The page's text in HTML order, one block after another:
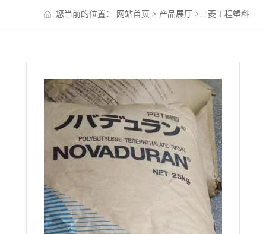
您当前的位置： 网站首页 > 产品展厅 >三菱工程塑料